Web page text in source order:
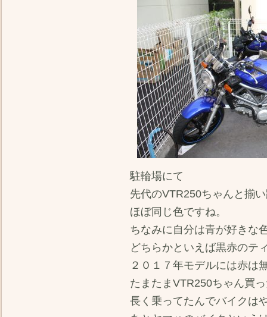
駐輪場にて
先代のVTR250ちゃんと揃
ほぼ同じ色ですね。
ちなみに自分は青が好きな
どちらかといえば黒赤のテ
２０１７年モデルには赤
たまたまVTR250ちゃん買
長く乗ってたんでバイクは